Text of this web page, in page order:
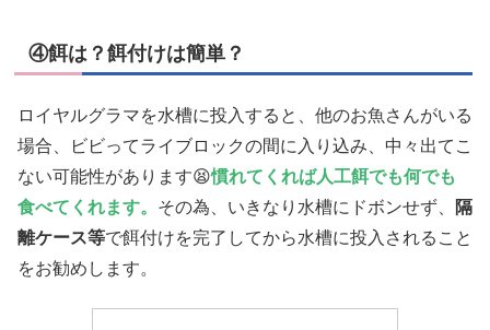
④餌は？餌付けは簡単？
ロイヤルグラマを水槽に投入すると、他のお魚さんがいる
場合、ビビってライブロックの間に入り込み、中々出てこ
ない可能性があります😫慣れてくれば人工餌でも何でも
食べてくれます。 その為、いきなり水槽にドボンせず、
隔
離ケース等で餌付けを完了してから水槽に投入されること
をお勧めします。